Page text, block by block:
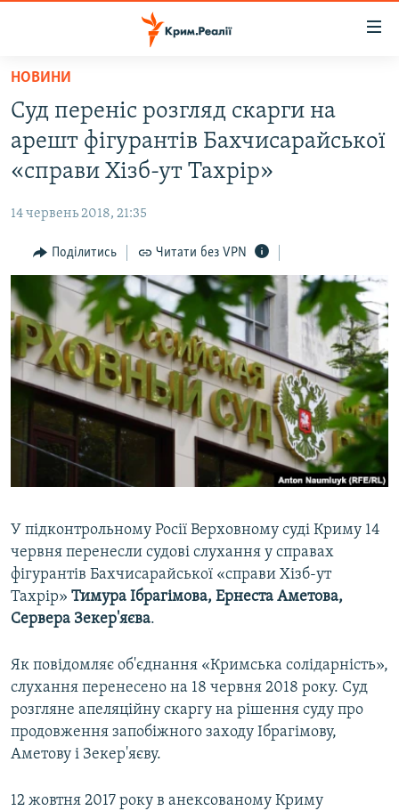
Перейти
основного
матеріалу
Перейти
до
основної
навігації
Перейти
до
пошуку
ВОДА.КРИМ
ВІДЕО ТА ФОТО
БЛОГИ
ПОГЛЯД
ІНТЕРВ'Ю
ВСЕ ЗА ДЕНЬ
СПЕЦПРОЕКТИ
ДЕПОРТАЦІЯ
ВІДЕОУРОКИ «ELIFBE»
СВІДЧЕННЯ ОКУПАЦІЇ
УКРАЇНСЬКА ПРОБЛЕМА КРИМУ
ЯК ОБІЙТИ БЛОКУВАННЯ
Русский
Qırımtatar
Усі сайти RFE/RL
НОВИНИ
Суд переніс розгляд скарги на
арешт фігурантів Бахчисарайської
«справи Хізб-ут Тахрір»
14 червень 2018, 21:35
Поділитись Читати без VPN
У підконтрольному Росії Верховному суді Криму 14
червня перенесли судові слухання у справах
фігурантів Бахчисарайської «справи Хізб-ут
Тахрір» Тимура Ібрагімова, Ернеста Аметова,
Сервера Зекер'яєва.
Як повідомляє об'єднання «Кримська солідарність»,
слухання перенесено на 18 червня 2018 року. Суд
розгляне апеляційну скаргу на рішення суду про
продовження запобіжного заходу Ібрагімову,
Аметову і Зекер'яєву.
12 жовтня 2017 року в анексованому Криму